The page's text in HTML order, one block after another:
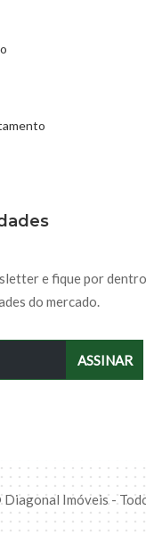
e fique por dentro
do mercado.
Imóveis -